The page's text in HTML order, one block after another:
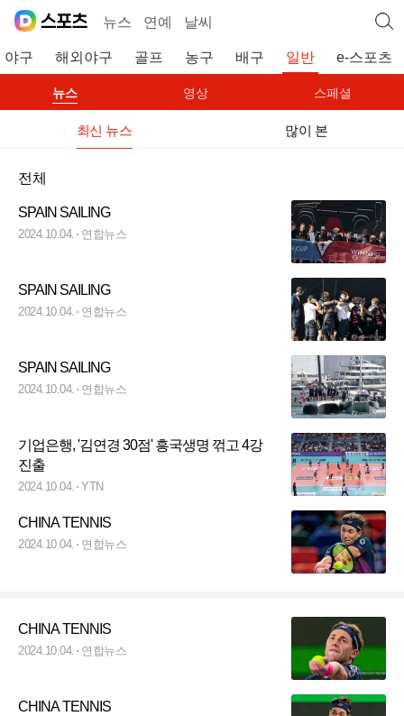
뉴스 연예 날씨
야구 해외야구 골프 농구 배구 일반 e-스포츠
뉴스 영상 스페셜
최신 뉴스 많이 본
전체
SPAIN SAILING
2024.10.04. 연합뉴스
SPAIN SAILING
2024.10.04. 연합뉴스
SPAIN SAILING
2024.10.04. 연합뉴스
기업은행, '김연경 30점' 흥국생명 꺾고 4강
진출
2024.10.04. YTN
CHINA TENNIS
2024.10.04. 연합뉴스
CHINA TENNIS
2024.10.04. 연합뉴스
CHINA TENNIS